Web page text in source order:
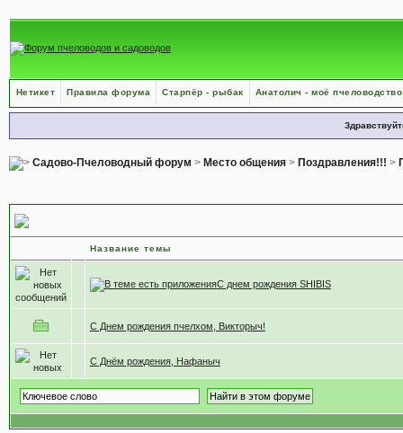
Нетикет Правила форума Старпёр - рыбак Анатолич - моё пчеловодство
Садово-Пчеловодный форум > Место общения> Поздравления!!! >
Название темы
С днем рождения SHIBIS
С Днем рождения пчелхом, Викторыч!
С Днём рождения, Нафаныч